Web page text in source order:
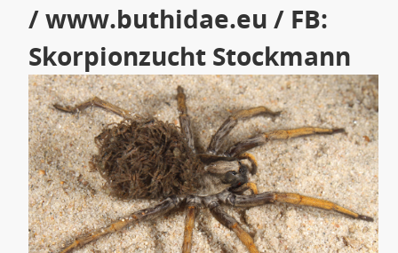
/ www.buthidae.eu / FB:
Skorpionzucht Stockmann